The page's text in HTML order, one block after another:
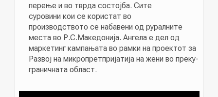
перење и во тврда состојба. Сите
суровини кои се користат во
производството се набавени од руралните
места во Р.С.Македонија. Ангела е дел од
маркетинг кампањата во рамки на проектот за
Развој на микропретпријатија на жени во преку-
граничната област.